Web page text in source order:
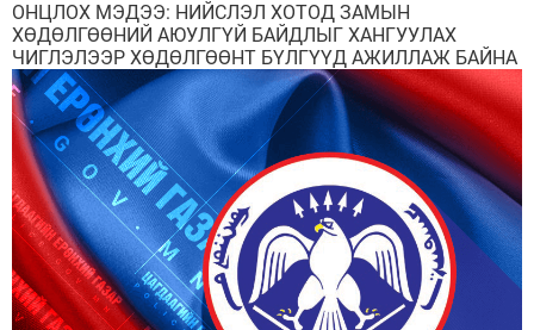
ОНЦЛОХ МЭДЭЭ: НИЙСЛЭЛ ХОТОД ЗАМЫН
ХӨДӨЛГӨӨНИЙ АЮУЛГҮЙ БАЙДЛЫГ ХАНГУУЛАХ
ЧИГЛЭЛЭЭР ХӨДӨЛГӨӨНТ БҮЛГҮҮД АЖИЛЛАЖ БАЙНА